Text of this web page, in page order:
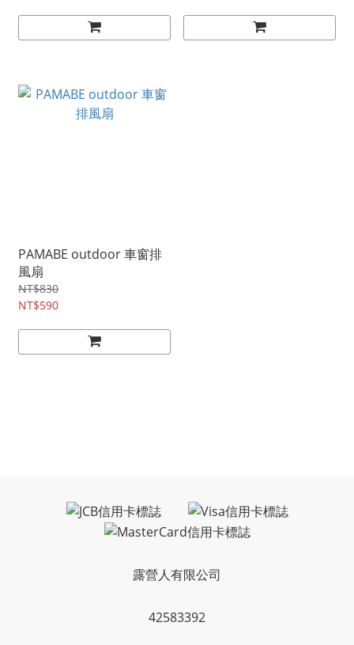
PAMABE outdoor 車窗排
風扇
NT$830
NT$590
露營人有限公司
42583392